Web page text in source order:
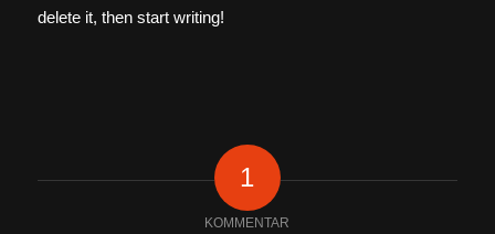
delete it, then start writing!
1
KOMMENTAR